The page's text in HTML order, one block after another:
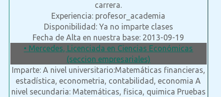
carrera.
Experiencia: profesor_academia
Disponibilidad: Ya no imparte clases
Fecha de Alta en nuestra base: 2013-09-19
• Mercedes, Licenciada en Ciencias Económicas
(seccion empresariales)
Imparte: A nivel universitario:Matemáticas financieras,
estadística, econometria, contabilidad, economia A
nivel secundaria: Matemáticas, fisica, quimica Pruebas